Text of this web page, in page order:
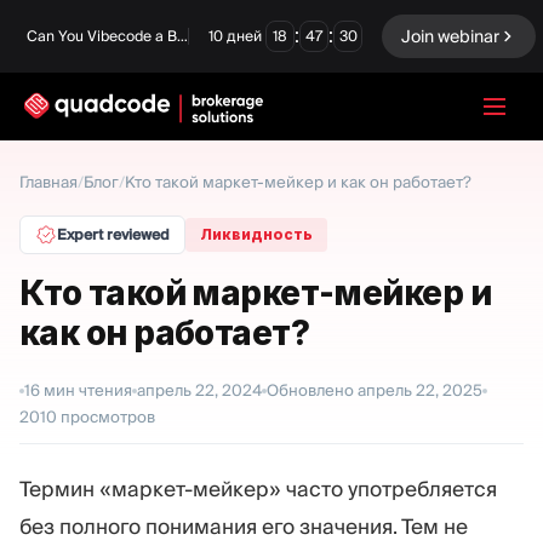
Can You Vibecode a Brokerage Platform? 10 дней 18 : 47 : 29 Join webinar
Главная/Блог/Кто такой маркет-мейкер и как он работает?
Expert reviewed Ликвидность
Кто такой маркет-мейкер и
как он работает?
16 мин чтения апрель 22, 2024 Обновленоапрель 22, 2025
2010 просмотров
Термин «маркет-мейкер» часто употребляется
без полного понимания его значения. Тем не
Русский
Готовое решение
Forex / CFD
Бинарные опционы
Биржа и Клиринг
МОДУЛИ